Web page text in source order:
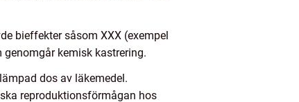
bieffekter såsom XXX (exempel
kemisk kastrering.
dos av läkemedel.
reproduktionsförmågan hos